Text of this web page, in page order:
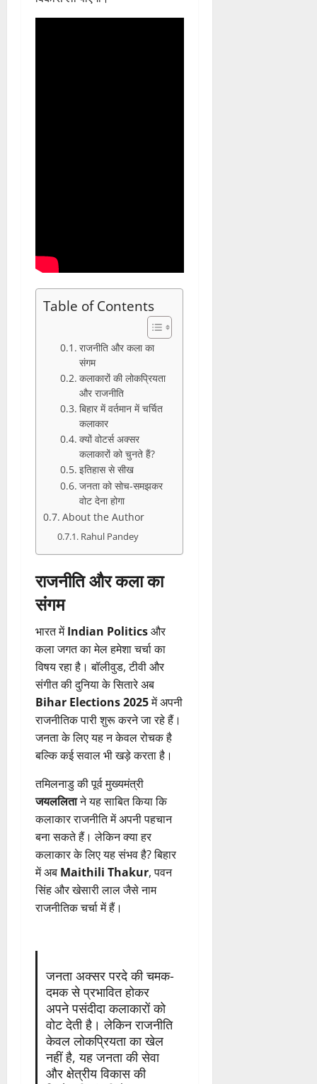
Table of Contents
राजनीति और कला का
संगम
कलाकारों की लोकप्रियता
और राजनीति
बिहार में वर्तमान में चर्चित
कलाकार
क्यों वोटर्स अक्सर
कलाकारों को चुनते हैं?
इतिहास से सीख
जनता को सोच-समझकर
वोट देना होगा
About the Author
Rahul Pandey
राजनीति और कला का
संगम
भारत मेंIndian Politicsऔर
कला जगत का मेल हमेशा चर्चा का
विषय रहा है। बॉलीवुड, टीवी और
संगीत की दुनिया के सितारे अब
Bihar Elections 2025में अपनी
राजनीतिक पारी शुरू करने जा रहे हैं।
जनता के लिए यह न केवल रोचक है
बल्कि कई सवाल भी खड़े करता है।
तमिलनाडु की पूर्व मुख्यमंत्री
जयललिताने यह साबित किया कि
कलाकार राजनीति में अपनी पहचान
बना सकते हैं। लेकिन क्या हर
कलाकार के लिए यह संभव है? बिहार
में अब Maithili Thakur, पवन
सिंह और खेसारी लाल जैसे नाम
राजनीतिक चर्चा में हैं।
जनता अक्सर परदे की चमक-
दमक से प्रभावित होकर
अपने पसंदीदा कलाकारों को
वोट देती है। लेकिन राजनीति
केवल लोकप्रियता का खेल
नहीं है, यह जनता की सेवा
और क्षेत्रीय विकास की